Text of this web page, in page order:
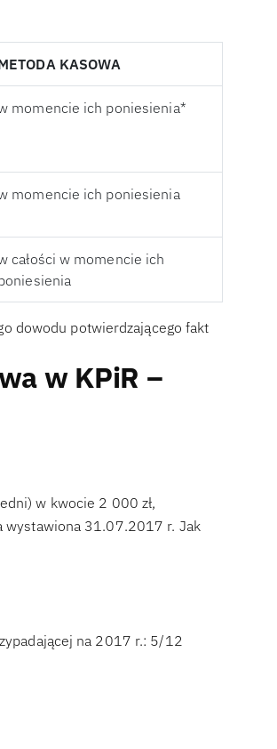
KASOWA
momencie ich poniesienia*
momencie ich poniesienia
całości w momencie ich
dowodu potwierdzającego fakt
w KPiR –
w kwocie 2 000 zł,
wystawiona 31.07.2017 r. Jak
na 2017 r.: 5/12